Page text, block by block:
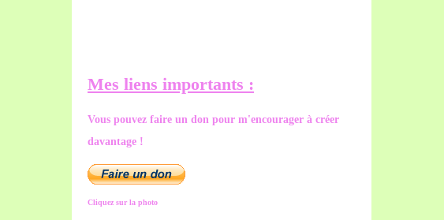
Mes liens importants :
Vous pouvez faire un don pour m'encourager à créer
davantage !
Cliquez sur la photo